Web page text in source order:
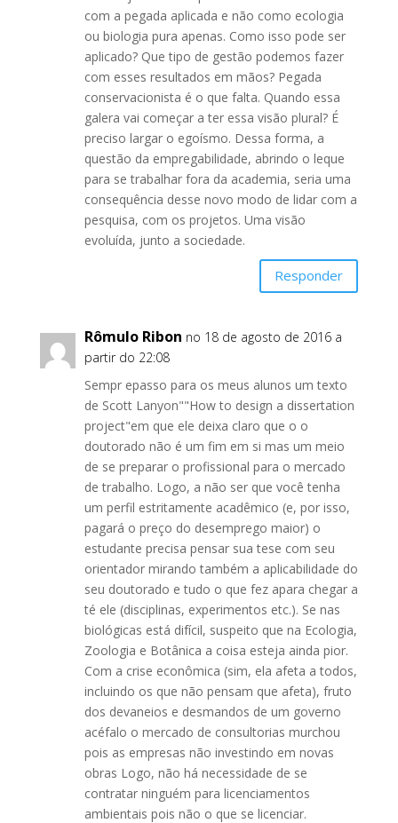
com a pegada aplicada e não como ecologia
ou biologia pura apenas. Como isso pode ser
aplicado? Que tipo de gestão podemos fazer
com esses resultados em mãos? Pegada
conservacionista é o que falta. Quando essa
galera vai começar a ter essa visão plural? É
preciso largar o egoísmo. Dessa forma, a
questão da empregabilidade, abrindo o leque
para se trabalhar fora da academia, seria uma
consequência desse novo modo de lidar com a
pesquisa, com os projetos. Uma visão
evoluída, junto a sociedade.
Responder
Rômulo Ribon no 18 de agosto de 2016 a
partir do 22:08
Sempr epasso para os meus alunos um texto
de Scott Lanyon""How to design a dissertation
project"em que ele deixa claro que o o
doutorado não é um fim em si mas um meio
de se preparar o profissional para o mercado
de trabalho. Logo, a não ser que você tenha
um perfil estritamente acadêmico (e, por isso,
pagará o preço do desemprego maior) o
estudante precisa pensar sua tese com seu
orientador mirando também a aplicabilidade do
seu doutorado e tudo o que fez apara chegar a
té ele (disciplinas, experimentos etc.). Se nas
biológicas está difícil, suspeito que na Ecologia,
Zoologia e Botânica a coisa esteja ainda pior.
Com a crise econômica (sim, ela afeta a todos,
incluindo os que não pensam que afeta), fruto
dos devaneios e desmandos de um governo
acéfalo o mercado de consultorias murchou
pois as empresas não investindo em novas
obras Logo, não há necessidade de se
contratar ninguém para licenciamentos
ambientais pois não o que se licenciar.